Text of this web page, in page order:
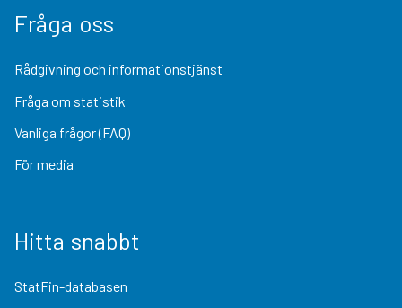
Fråga oss
Rådgivning och informationstjänst
Fråga om statistik
Vanliga frågor (FAQ)
För media
Hitta snabbt
StatFin-databasen